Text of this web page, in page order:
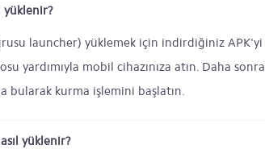
yüklenir?
launcher) yüklemek için indirdiğiniz APK'yi
yardımıyla mobil cihazınıza atın. Daha sonra
bularak kurma işlemini başlatın.
yüklenir?